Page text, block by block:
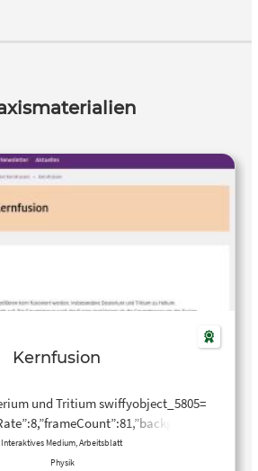
Kernfusion
swiffyobject_5805=
Interaktives Medium, Arbeitsblatt
Physik